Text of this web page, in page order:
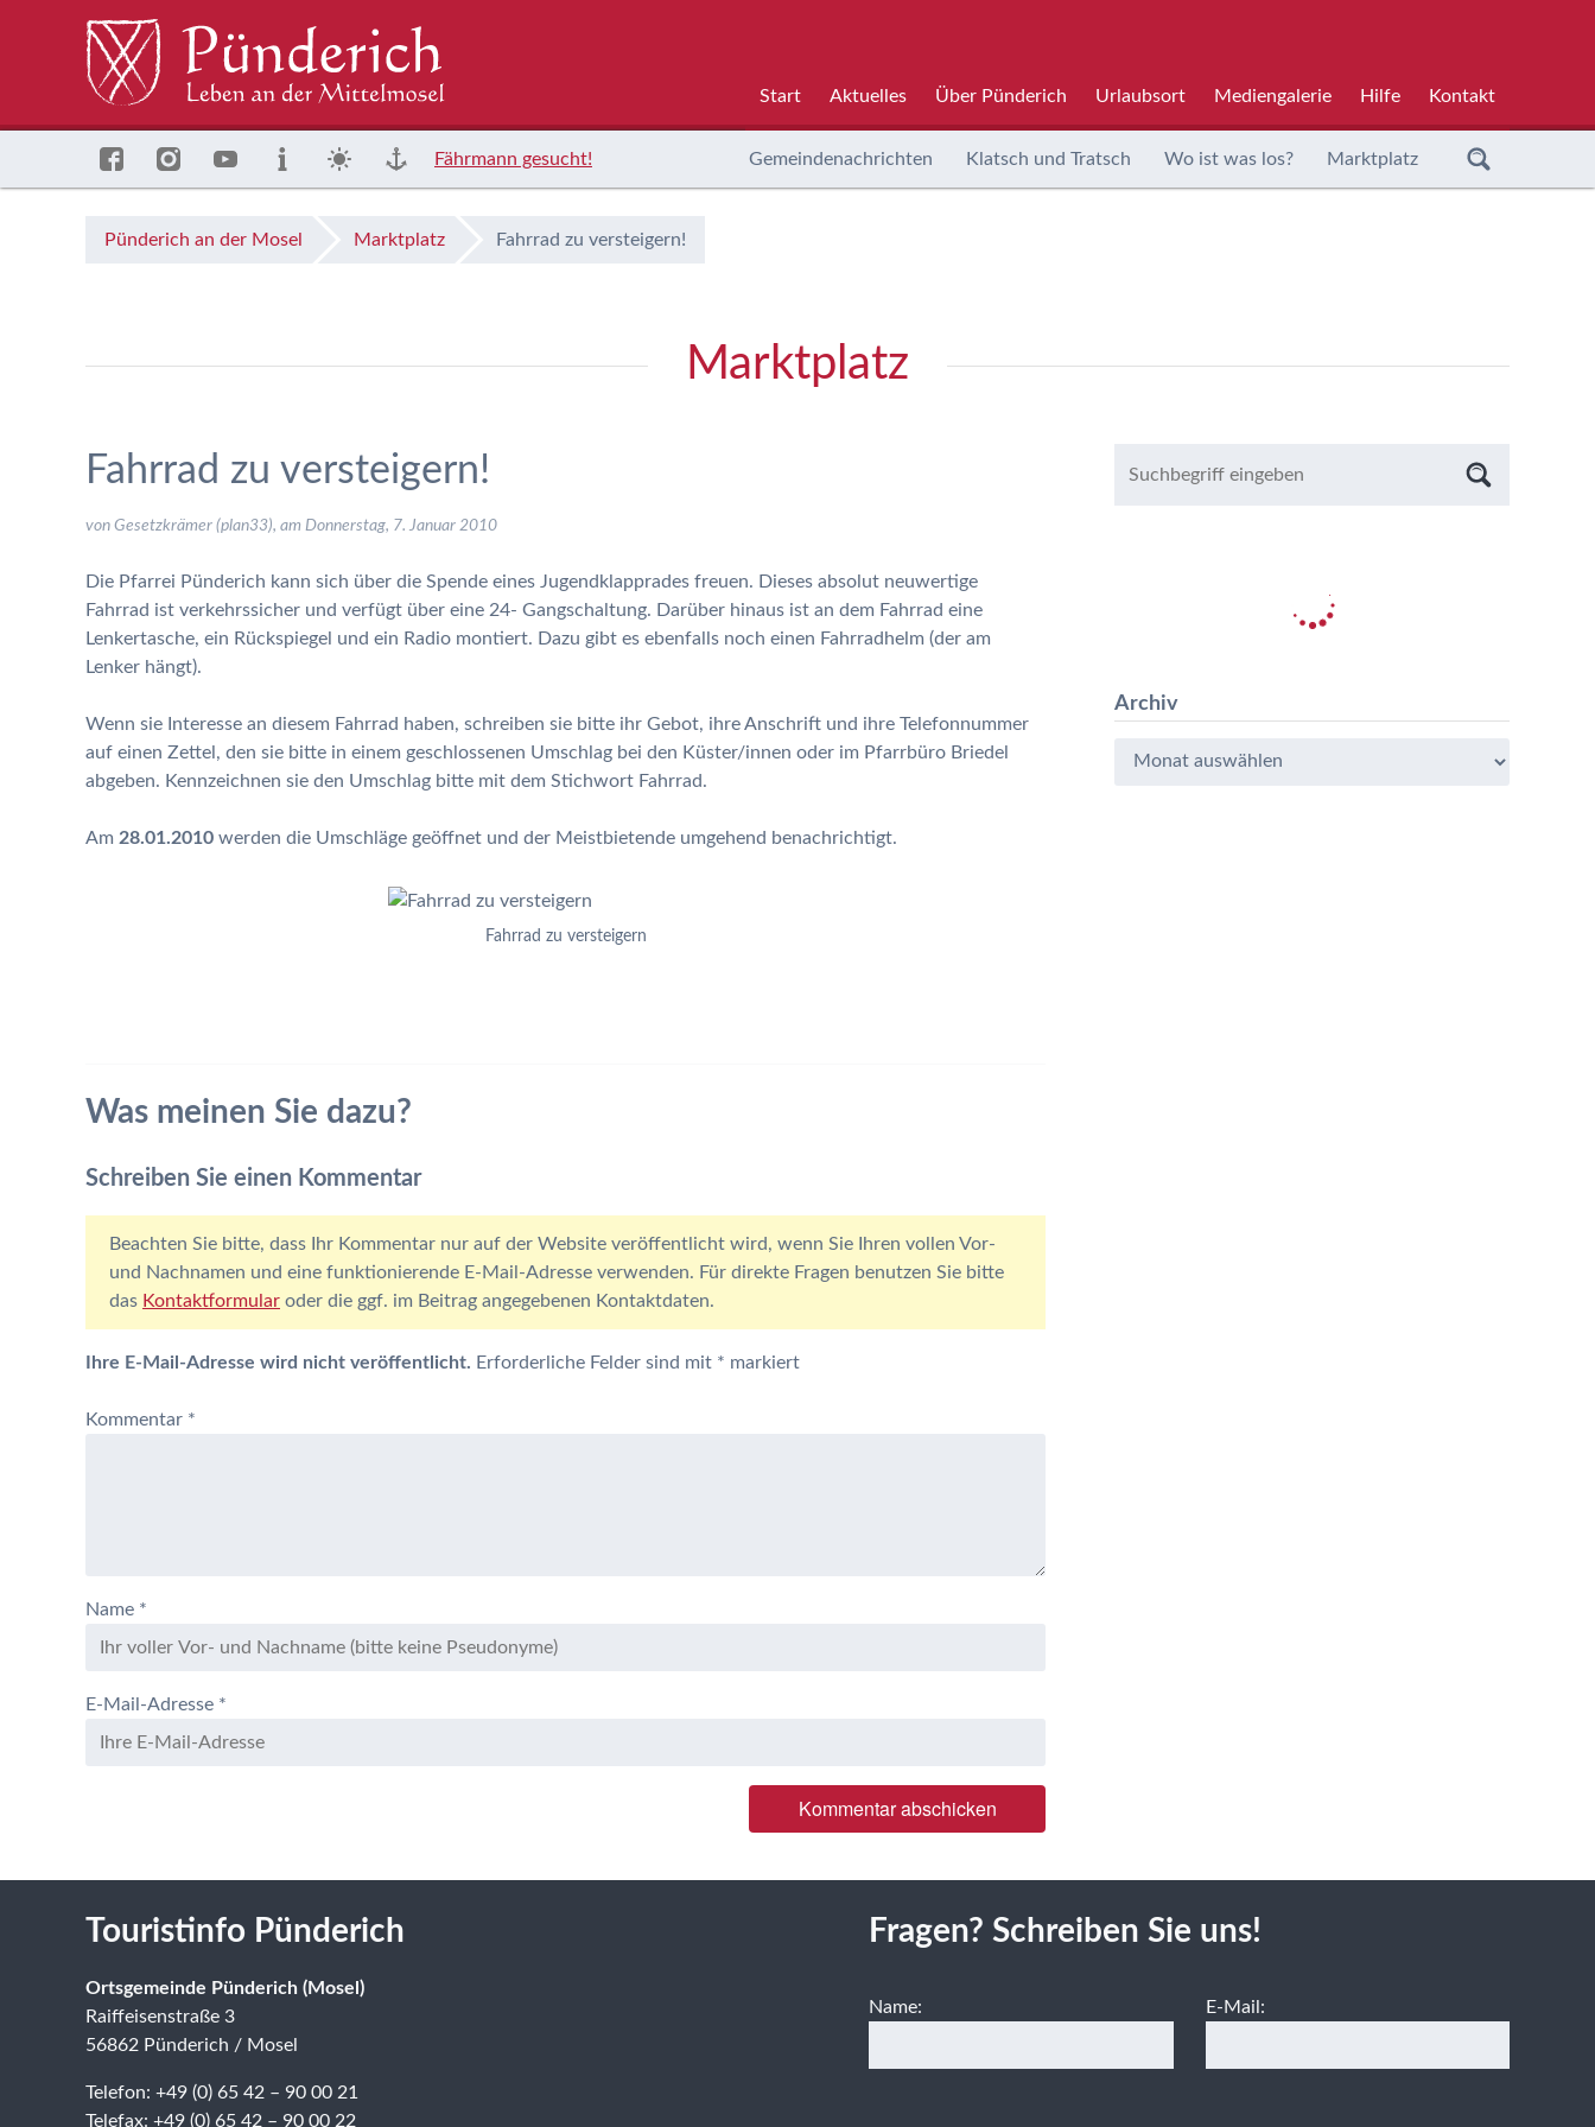
Start Aktuelles Über Pünderich Urlaubsort Mediengalerie Hilfe Kontakt
Fährmann gesucht! Gemeindenachrichten Klatsch und Tratsch Wo ist was los? Marktplatz
Pünderich an der Mosel Marktplatz Fahrrad zu versteigern!
Marktplatz
Fahrrad zu versteigern!
von Gesetzkrämer (plan33), am Donnerstag, 7. Januar 2010
Die Pfarrei Pünderich kann sich über die Spende eines Jugendklapprades freuen. Dieses absolut neuwertige
Fahrrad ist verkehrssicher und verfügt über eine 24- Gangschaltung. Darüber hinaus ist an dem Fahrrad eine
Lenkertasche, ein Rückspiegel und ein Radio montiert. Dazu gibt es ebenfalls noch einen Fahrradhelm (der am
Lenker hängt).
Wenn sie Interesse an diesem Fahrrad haben, schreiben sie bitte ihr Gebot, ihre Anschrift und ihre Telefonnummer
auf einen Zettel, den sie bitte in einem geschlossenen Umschlag bei den Küster/innen oder im Pfarrbüro Briedel
abgeben. Kennzeichnen sie den Umschlag bitte mit dem Stichwort Fahrrad.
Am 28.01.2010 werden die Umschläge geöffnet und der Meistbietende umgehend benachrichtigt.
Fahrrad zu versteigern
Was meinen Sie dazu?
Schreiben Sie einen Kommentar
Beachten Sie bitte, dass Ihr Kommentar nur auf der Website veröffentlicht wird, wenn Sie Ihren vollen Vor-
und Nachnamen und eine funktionierende E-Mail-Adresse verwenden. Für direkte Fragen benutzen Sie bitte
das Kontaktformular oder die ggf. im Beitrag angegebenen Kontaktdaten.
Ihre E-Mail-Adresse wird nicht veröffentlicht. Erforderliche Felder sind mit * markiert
Kommentar *
Name *
E-Mail-Adresse *
Archiv
Touristinfo Pünderich
Ortsgemeinde Pünderich (Mosel)
Raiffeisenstraße 3
56862 Pünderich / Mosel
Telefon: +49 (0) 65 42 – 90 00 21
Telefax: +49 (0) 65 42 – 90 00 22
Fragen? Schreiben Sie uns!
Name: E-Mail: